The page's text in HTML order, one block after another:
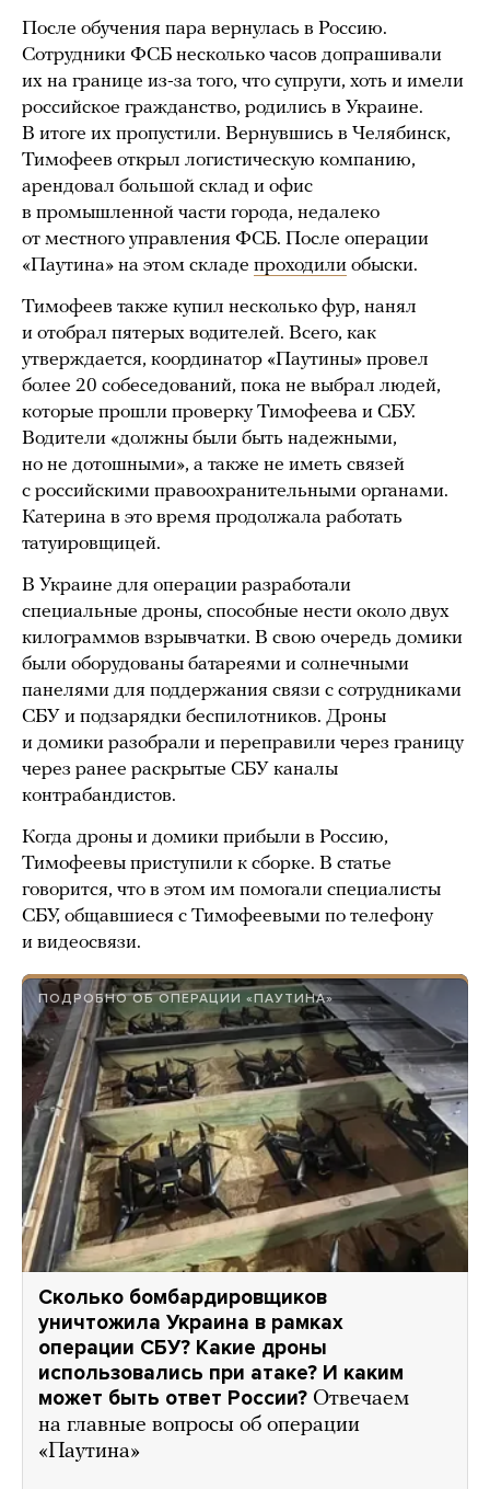
После обучения пара вернулась в Россию.
Сотрудники ФСБ несколько часов допрашивали
их на границе из-за того, что супруги, хоть и имели
российское гражданство, родились в Украине.
В итоге их пропустили. Вернувшись в Челябинск,
Тимофеев открыл логистическую компанию,
арендовал большой склад и офис
в промышленной части города, недалеко
от местного управления ФСБ. После операции
«Паутина» на этом складе проходили обыски.
Тимофеев также купил несколько фур, нанял
и отобрал пятерых водителей. Всего, как
утверждается, координатор «Паутины» провел
более 20 собеседований, пока не выбрал людей,
которые прошли проверку Тимофеева и СБУ.
Водители «должны были быть надежными,
но не дотошными», а также не иметь связей
с российскими правоохранительными органами.
Катерина в это время продолжала работать
татуировщицей.
В Украине для операции разработали
специальные дроны, способные нести около двух
килограммов взрывчатки. В свою очередь домики
были оборудованы батареями и солнечными
панелями для поддержания связи с сотрудниками
СБУ и подзарядки беспилотников. Дроны
и домики разобрали и переправили через границу
через ранее раскрытые СБУ каналы
контрабандистов.
Когда дроны и домики прибыли в Россию,
Тимофеевы приступили к сборке. В статье
говорится, что в этом им помогали специалисты
СБУ, общавшиеся с Тимофеевыми по телефону
и видеосвязи.
ПОДРОБНО ОБ ОПЕРАЦИИ «ПАУТИНА»
Сколько бомбардировщиков
уничтожила Украина в рамках
операции СБУ? Какие дроны
использовались при атаке? И каким
может быть ответ России? Отвечаем
на главные вопросы об операции
«Паутина»